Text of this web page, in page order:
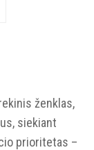
ženklas,
siekiant
prioritetas –